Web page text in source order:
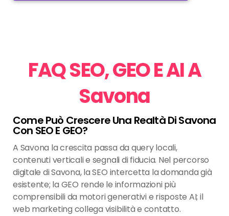
FAQ SEO, GEO E AI A
Savona
Come Può Crescere Una Realtà Di Savona
Con SEO E GEO?
A Savona la crescita passa da query locali,
contenuti verticali e segnali di fiducia. Nel percorso
digitale di Savona, la SEO intercetta la domanda già
esistente; la GEO rende le informazioni più
comprensibili da motori generativi e risposte AI; il
web marketing collega visibilità e contatto.